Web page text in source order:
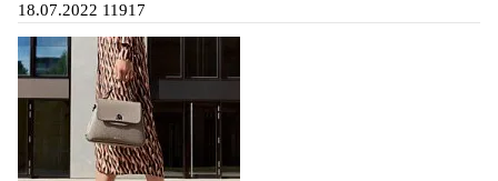
18.07.2022 11917